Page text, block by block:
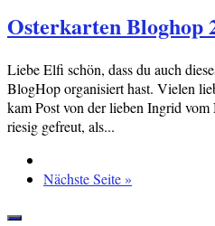
Osterkarten Bloghop
Liebe Elfi schön, dass du auch
BlogHop organisiert hast. Vielen
kam Post von der lieben Ingrid
riesig gefreut, als...
Nächste Seite »